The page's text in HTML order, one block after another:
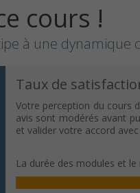
cours !
à une dynamique
Taux de
Votre perception du cours
avis sont modérés avant
et valider votre accord
La durée des modules et